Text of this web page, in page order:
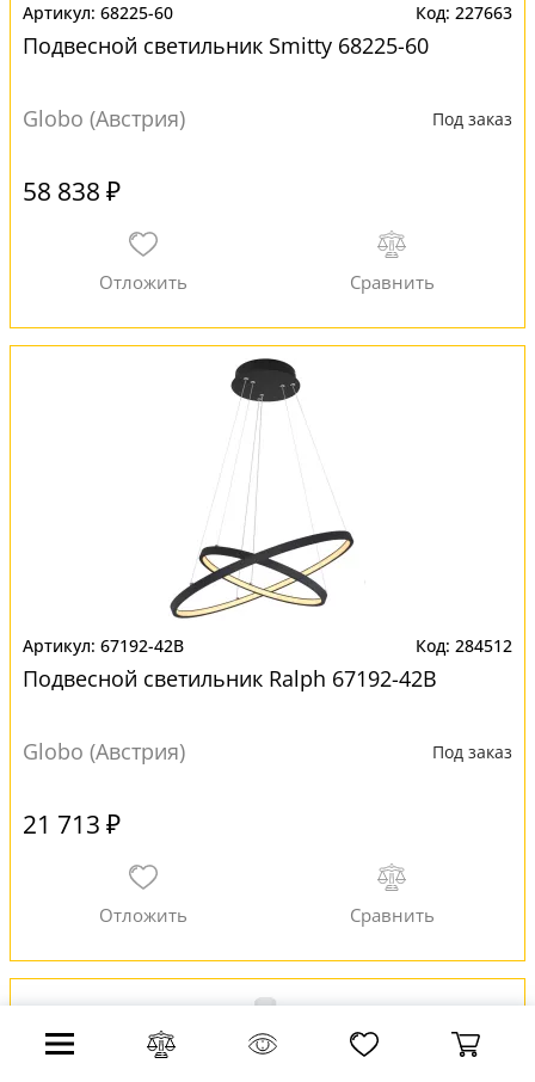
68225-60 227663
Подвесной светильник Smitty 68225-60
Globo (Австрия) Под заказ
58 838 ₽
67192-42B 284512
Подвесной светильник Ralph 67192-42B
Globo (Австрия) Под заказ
21 713 ₽